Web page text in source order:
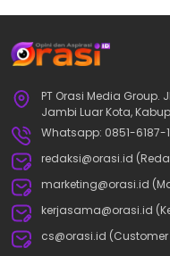
PT Orasi Media Group.
Jambi Luar Kota,
Whatsapp: 0851-6187-
redaksi@orasi.id
marketing@orasi.id
kerjasama@orasi.id
cs@orasi.id (Customer